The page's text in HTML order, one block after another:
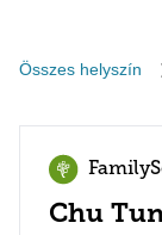
Összes helyszín
Chu